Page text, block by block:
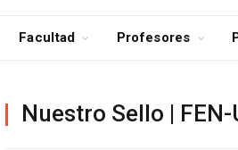
Facultad Profesores
Nuestro Sello | FEN-